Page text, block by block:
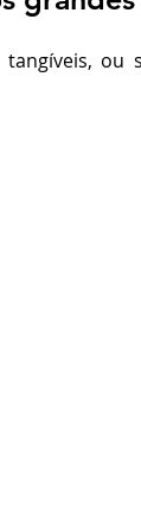
ou